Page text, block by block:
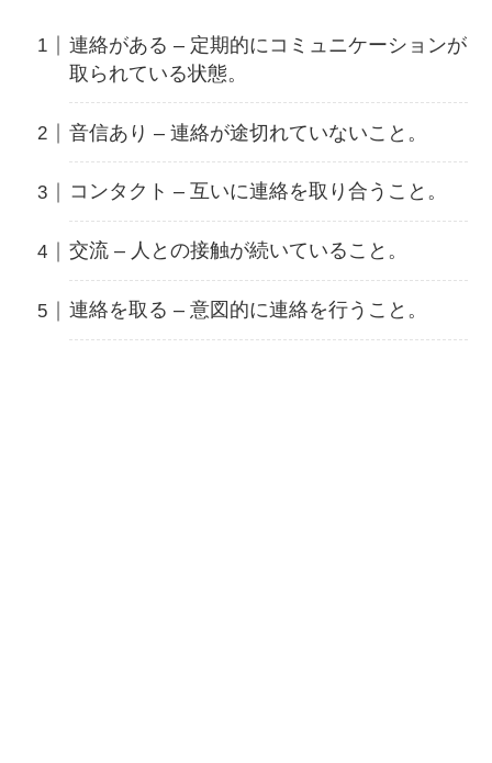
連絡がある – 定期的にコミュニケーションが
取られている状態。
音信あり – 連絡が途切れていないこと。
コンタクト – 互いに連絡を取り合うこと。
交流 – 人との接触が続いていること。
連絡を取る – 意図的に連絡を行うこと。